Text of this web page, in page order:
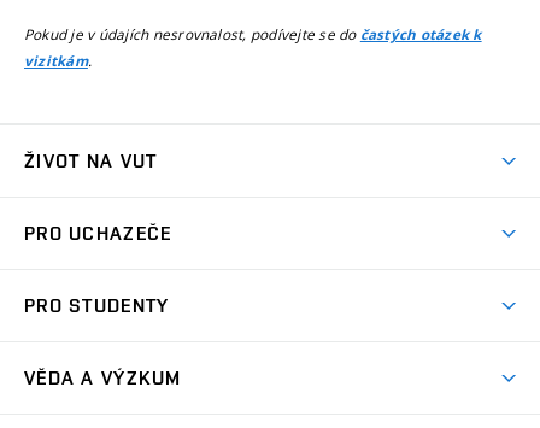
Pokud je v údajích nesrovnalost, podívejte se do častých otázek k
vizitkám.
ŽIVOT NA VUT
Koleje
Sport na VUT
PRO UCHAZEČE
Dny otevřených dveří
PRO STUDENTY
VĚDA A VÝZKUM